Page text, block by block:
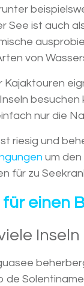
See ist auch
von
nur die
riesig und
um
für zu
einen
de